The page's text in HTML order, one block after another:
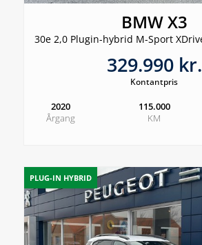
BMW X3
329.990 kr.
Kontantpris
2020
Årgang
115.000
KM
PLUG-IN HYBRID